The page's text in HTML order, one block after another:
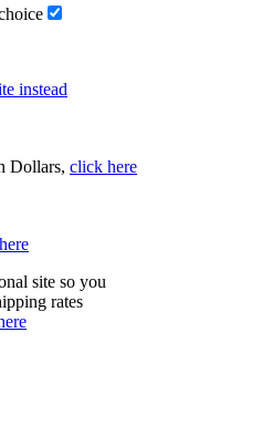
instead
Dollars, click here
site so you
rates